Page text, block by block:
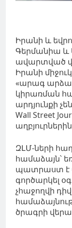
Իրանի և
Գերմանիա և
ավարտված
Իրանի
«արագ
կիրառման
արդյունքի
Wall Street
ԶԼՄ-ների
համաձայն՝
պատրաստ է
գործարկել
չհաջողվի
ծրագրի